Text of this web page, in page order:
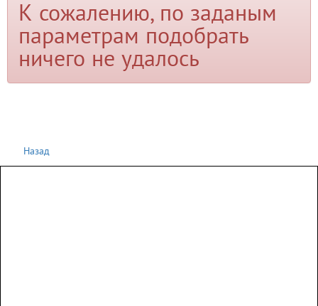
К сожалению, по заданым
параметрам подобрать
ничего не удалось
Назад